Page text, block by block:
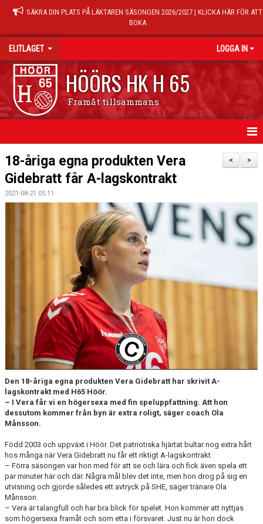
SÄKRA DIN PLATS PÅ LÄKTAREN SÄSONGEN 2026/2027 | KLICKA HÄR FÖR ATT
BOKA
ELITLAGET LOGGA IN
HÖÖRS HK H 65
Framåt tillsammans
HEM
NYHETER
TRUPPEN
HANDBOLLSLIGANDAM.SE
SPELSCHEMA
GAMEDAY-APPEN
MATCHPROGRAM
>
<
18-åriga egna produkten Vera
Gidebratt får A-lagskontrakt
2021-08-21 05:11
Den 18-åriga egna produkten Vera Gidebratt har skrivit A-
lagskontrakt med H65 Höör.
– I Vera får vi en högersexa med fin speluppfattning. Att hon
dessutom kommer från byn är extra roligt, säger coach Ola
Månsson.
Född 2003 och uppväxt i Höör. Det patriotiska hjärtat bultar nog extra hårt
hos många när Vera Gidebratt nu får ett riktigt A-lagskontrakt.
– Förra säsongen var hon med för att se och lära och fick även spela ett
par minuter här och där. Några mål blev det inte, men hon drog på sig en
utvisning och gjorde således ett avtryck på SHE, säger tränare Ola
Månsson.
– Vera är talangfull och har bra blick för spelet. Hon kommer att nyttjas
som högersexa framåt och som etta i försvaret. Just nu är hon dock